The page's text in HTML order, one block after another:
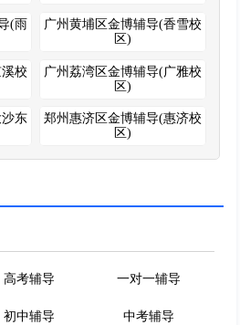
(雨
广州黄埔区金博辅导(香雪校
区)
校
广州荔湾区金博辅导(广雅校
区)
东
郑州惠济区金博辅导(惠济校
区)
高考辅导 一对一辅导
初中辅导 中考辅导